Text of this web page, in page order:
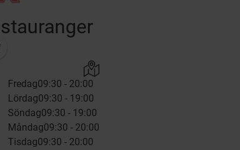
Fredag09:30 - 20:00
Lördag09:30 - 19:00
Söndag09:30 - 19:00
Måndag09:30 - 20:00
Tisdag09:30 - 20:00